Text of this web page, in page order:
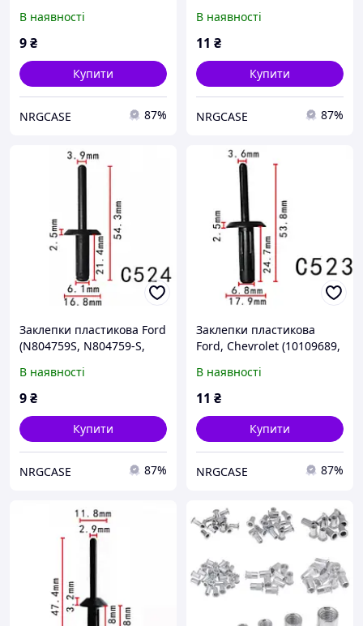
В наявності
9₴
Купити
NRGCASE 87%
25027) (C586)
В наявності
11 ₴
Купити
NRGCASE 87%
Заклепки пластикова Ford
(N804759S, N804759-S,
В наявності
9₴
Купити
NRGCASE 87%
Заклепки пластикова
Ford, Chevrolet (10109689,
В наявності
11 ₴
Купити
NRGCASE 87%